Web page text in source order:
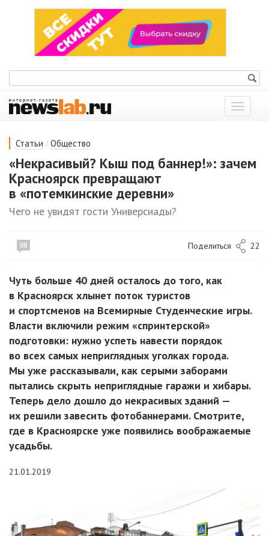
Показать
меню
Статьи / Общество
«Некрасивый? Кыш под баннер!»: зачем
Красноярск превращают
в «потемкинские деревни»
Чего не увидят гости Универсиады?
59 Поделиться 22
Чуть больше 40 дней осталось до того, как
в Красноярск хлынет поток туристов
и спортсменов на Всемирные Студенческие игры.
Власти включили режим «спринтерской»
подготовки: нужно успеть навести порядок
во всех самых неприглядных уголках города.
Мы уже рассказывали, как серыми заборами
пытались скрыть неприглядные гаражи и хибары.
Теперь дело дошло до некрасивых зданий —
их решили завесить фотобаннерами. Смотрите,
где в Красноярске уже появились воображаемые
усадьбы.
21.01.2019